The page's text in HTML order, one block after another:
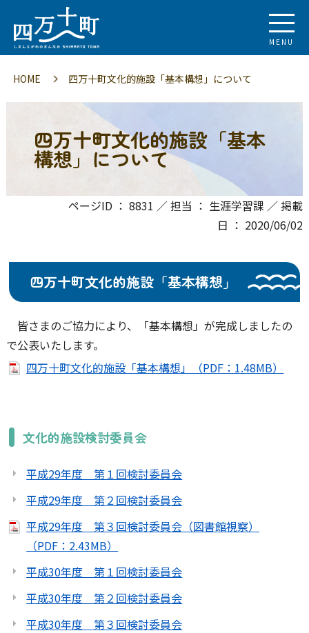
MENU
HOME 四万十町文化的施設「基本構想」について
四万十町文化的施設「基本
構想」について
ページID ： 8831 ／ 担当 ： 生涯学習課 ／ 掲載
日 ： 2020/06/02
四万十町文化的施設「基本構想」
皆さまのご協力により、「基本構想」が完成しましたの
で公表いたします。
四万十町文化的施設「基本構想」（PDF：1.48MB）
文化的施設検討委員会
平成29年度 第１回検討委員会
平成29年度 第２回検討委員会
平成29年度 第３回検討委員会（図書館視察）
（PDF：2.43MB）
平成30年度 第１回検討委員会
平成30年度 第２回検討委員会
平成30年度 第３回検討委員会